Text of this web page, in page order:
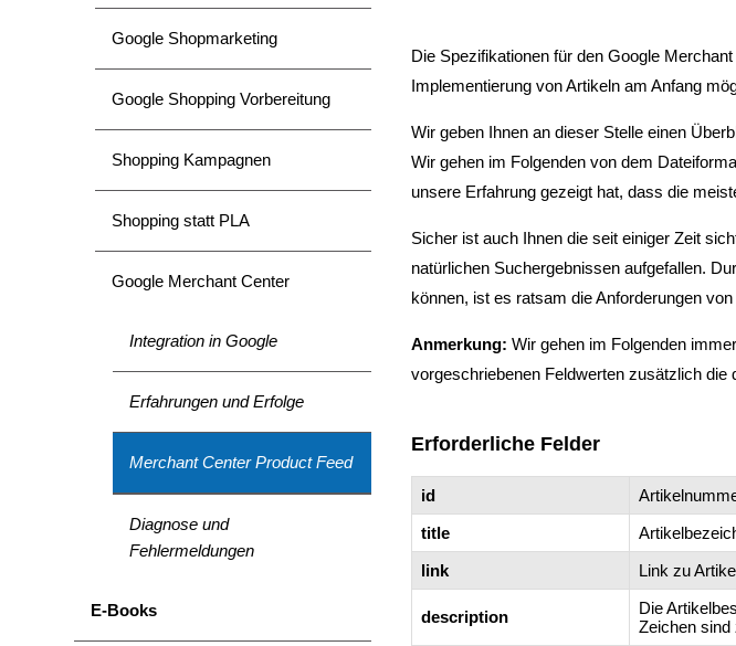
Google Shopmarketing
Google Shopping Vorbereitung
Shopping Kampagnen
Shopping statt PLA
Google Merchant Center
Integration in Google
Erfahrungen und Erfolge
Merchant Center Product Feed
Diagnose und
Fehlermeldungen
E-Books
Die Spezifikationen für den Google
Implementierung von Artikeln am Anfang
Wir geben Ihnen an dieser Stelle einen
Wir gehen im Folgenden von dem
unsere Erfahrung gezeigt hat, dass die
Sicher ist auch Ihnen die seit einiger Zeit
natürlichen Suchergebnissen aufgefallen.
können, ist es ratsam die Anforderungen
Anmerkung: Wir gehen im Folgenden
vorgeschriebenen Feldwerten zusätzlich die
Erforderliche Felder
id
title
link
Link zu
description
Die
Zeichen sind